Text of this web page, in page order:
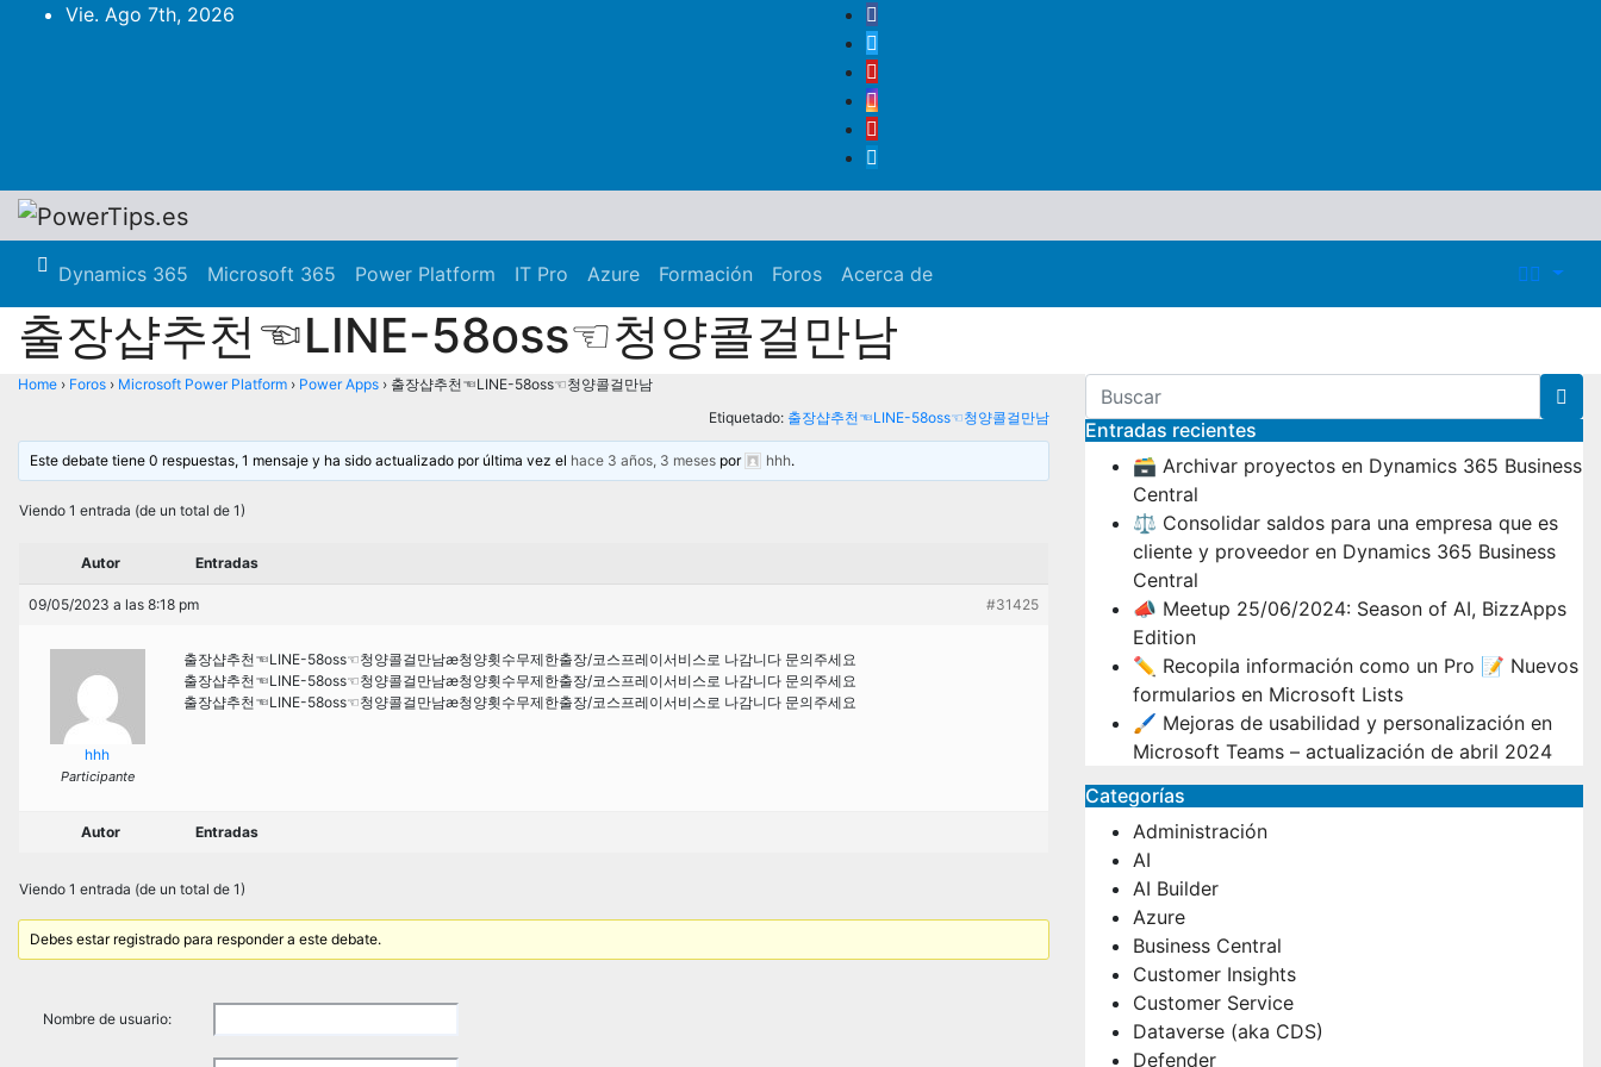
Vie. Ago 7th, 2026
Dynamics 365 Microsoft 365 Power Platform IT Pro Azure Formación Foros Acerca de
출장샵추천☜LINE-58oss☜청양콜걸만남
Home › Foros › Microsoft Power Platform › Power Apps › 출장샵추천☜LINE-58oss☜청양콜걸만남
Etiquetado: 출장샵추천☜LINE-58oss☜청양콜걸만남
Este debate tiene 0 respuestas, 1 mensaje y ha sido actualizado por última vez el hace 3 años, 3 meses por hhh.
Viendo 1 entrada (de un total de 1)
Autor Entradas
09/05/2023 a las 8:18 pm #31425
hhh
Participante
출장샵추천☜LINE-58oss☜청양콜걸만남æ청양횟수무제한출장/코스프레이서비스로 나감니다 문의주세요
출장샵추천☜LINE-58oss☜청양콜걸만남æ청양횟수무제한출장/코스프레이서비스로 나감니다 문의주세요
출장샵추천☜LINE-58oss☜청양콜걸만남æ청양횟수무제한출장/코스프레이서비스로 나감니다 문의주세요
Autor Entradas
Viendo 1 entrada (de un total de 1)
Debes estar registrado para responder a este debate.
Nombre de usuario:
Entradas recientes
🗃️ Archivar proyectos en Dynamics 365 Business
Central
⚖️ Consolidar saldos para una empresa que es
cliente y proveedor en Dynamics 365 Business
Central
📣 Meetup 25/06/2024: Season of AI, BizzApps
Edition
✏️ Recopila información como un Pro 📝 Nuevos
formularios en Microsoft Lists
🖌️ Mejoras de usabilidad y personalización en
Microsoft Teams – actualización de abril 2024
Categorías
Administración
AI
AI Builder
Azure
Business Central
Customer Insights
Customer Service
Dataverse (aka CDS)
Defender